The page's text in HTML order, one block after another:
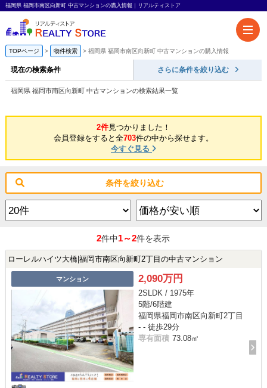
福岡県 福岡市南区向新町 中古マンションの購入情報｜リアルティストア
TOPページ 物件検索 福岡県 福岡市南区向新町 中古マンションの購入情報
現在の検索条件 さらに条件を絞り込む
福岡県 福岡市南区向新町 中古マンションの検索結果一覧
2件見つかりました！
会員登録をすると全703件の中から探せます。
今すぐ見る
条件を絞り込む
2件中1～2件を表示
ローレルハイツ大橋|福岡市南区向新町2丁目の中古マンション
マンション 2,090万円
2SLDK / 1975年
5階/6階建
福岡県福岡市南区向新町2丁目
- - 徒歩29分
専有面積 73.08㎡